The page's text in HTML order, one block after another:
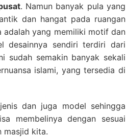
. Namun banyak pula yang
dan hangat pada ruangan
adalah yang memiliki motif dan
desainnya sendiri terdiri dari
sudah semakin banyak sekali
islami, yang tersedia di
dan juga model sehingga
membelinya dengan sesuai
masjid kita.